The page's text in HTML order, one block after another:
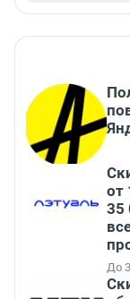
от
35
До